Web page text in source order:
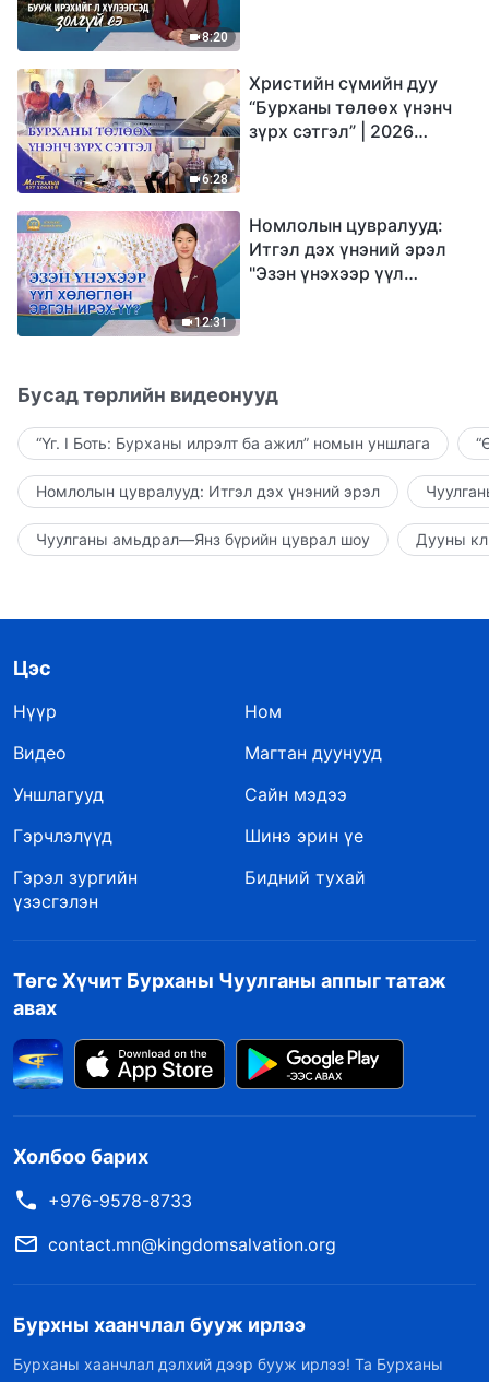
8:20
6:28
Христийн сүмийн дуу
“Бурханы төлөөх үнэнч
зүрх сэтгэл” | 2026
12:31
Номлолын цувралууд:
Итгэл дэх үнэний эрэл
"Эзэн үнэхээр үүл
Бусад төрлийн видеонууд
“Үг. I Боть: Бурханы илрэлт ба ажил” номын уншлага
Номлолын цувралууд: Итгэл дэх үнэний эрэл
Чуулганы амьдрал—Янз бүрийн цуврал шоу Дууны
Цэс
Нүүр
Ном
Видео
Магтан дуунууд
Уншлагууд
Сайн мэдээ
Гэрчлэлүүд
Шинэ эрин үе
Гэрэл зургийн
үзэсгэлэн
Бидний тухай
Төгс Хүчит Бурханы Чуулганы аппыг татаж
авах
Холбоо барих
+976-9578-8733
contact.mn@kingdomsalvation.org
Бурхны хаанчлал бууж ирлээ
Бурханы хаанчлал дэлхий дээр бууж ирлээ! Та Бурханы